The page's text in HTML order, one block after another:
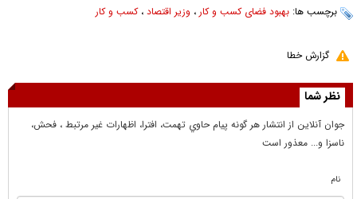
برچسب ها: بهبود فضای کسب و کار ، وزیر اقتصاد ،کسب و کار
گزارش خطا
نظر شما
جوان آنلاين از انتشار هر گونه پيام حاوي تهمت، افترا، اظهارات غير مرتبط ، فحش،
ناسزا و... معذور است
نام